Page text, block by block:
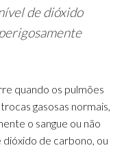
de dióxido
quando os pulmões
gasosas normais,
o sangue ou não
de carbono, ou